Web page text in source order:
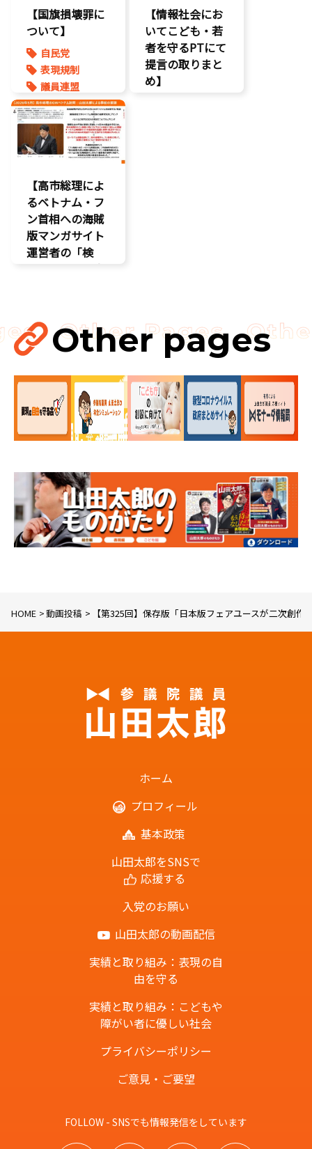
【国旗損壊罪に
ついて】
自民党
表現規制
議員連盟
【情報社会にお
いてこども・若
者を守るPTにて
提言の取りまと
め】
【高市総理によ
るベトナム・フ
ン首相への海賊
版マンガサイト
運営者の「検
挙」の要請を実
見直し……
国会
海賊版
Other pages
HOME 動画投稿 【第325回】保存版「日本版フェアユースが二次創
ホーム
プロフィール
基本政策
山田太郎をSNSで
応援する
入党のお願い
山田太郎の動画配信
実績と取り組み：表現の自
由を守る
実績と取り組み：こどもや
障がい者に優しい社会
プライバシーポリシー
ご意見・ご要望
FOLLOW - SNSでも情報発信をしています